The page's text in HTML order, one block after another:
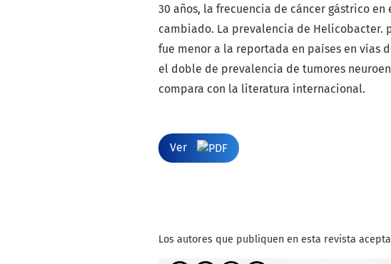
30 años, la frecuencia de cáncer gástrico
cambiado. La prevalencia de Helicobacter.
fue menor a la reportada en países en vías
el doble de prevalencia de tumores
compara con la literatura internacional.
Ver
Los autores que publiquen en esta revista